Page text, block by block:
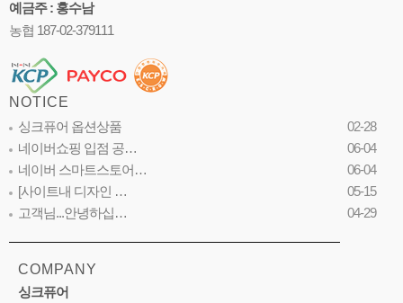
예금주 : 홍수남
농협 187-02-379111
NOTICE
싱크퓨어 옵션상품
02-28
네이버쇼핑 입점 공…
06-04
네이버 스마트스토어…
06-04
[사이트내 디자인 …
05-15
고객님...안녕하십…
04-29
COMPANY
싱크퓨어